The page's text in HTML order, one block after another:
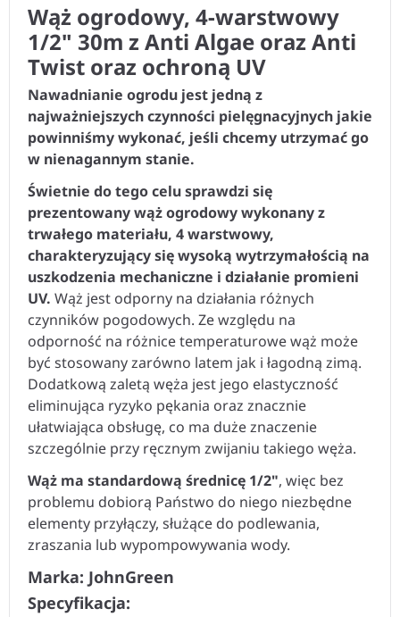
Wąż ogrodowy, 4-warstwowy
1/2" 30m z Anti Algae oraz Anti
Twist oraz ochroną UV
Nawadnianie ogrodu jest jedną z
najważniejszych czynności pielęgnacyjnych jakie
powinniśmy wykonać, jeśli chcemy utrzymać go
w nienagannym stanie.
Świetnie do tego celu sprawdzi się
prezentowany wąż ogrodowy wykonany z
trwałego materiału, 4 warstwowy,
charakteryzujący się wysoką wytrzymałością na
uszkodzenia mechaniczne i działanie promieni
UV. Wąż jest odporny na działania różnych
czynników pogodowych. Ze względu na
odporność na różnice temperaturowe wąż może
być stosowany zarówno latem jak i łagodną zimą.
Dodatkową zaletą węża jest jego elastyczność
eliminująca ryzyko pękania oraz znacznie
ułatwiająca obsługę, co ma duże znaczenie
szczególnie przy ręcznym zwijaniu takiego węża.
Wąż ma standardową średnicę 1/2", więc bez
problemu dobiorą Państwo do niego niezbędne
elementy przyłączy, służące do podlewania,
zraszania lub wypompowywania wody.
Marka: JohnGreen
Specyfikacja: